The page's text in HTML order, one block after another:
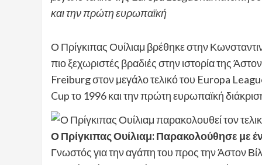
και την πρώτη ευρωπαϊκή
Ο Πρίγκιπας Ουίλιαμ βρέθηκε στην
πιο ξεχωριστές βραδιές στην ιστορία της
Freiburg στον μεγάλο τελικό του Europa
Cup το 1996 και την πρώτη ευρωπαϊκή
Ο Πρίγκιπας Ουίλιαμ: Παρακολούθησε με
Γνωστός για την αγάπη του προς την Άστον